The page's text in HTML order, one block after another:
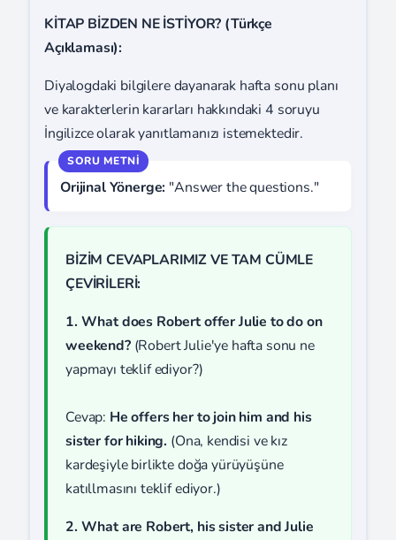
KİTAP BİZDEN NE İSTİYOR? (Türkçe
Açıklaması):
Diyalogdaki bilgilere dayanarak hafta sonu planı
ve karakterlerin kararları hakkındaki 4 soruyu
İngilizce olarak yanıtlamanızı istemektedir.
Orijinal Yönerge: "Answer the questions."
BİZİM CEVAPLARIMIZ VE TAM CÜMLE
ÇEVİRİLERİ:
1. What does Robert offer Julie to do on
weekend?(Robert Julie'ye hafta sonu ne
yapmayı teklif ediyor?)
Cevap: He offers her to join him and his
sister for hiking. (Ona, kendisi ve kız
kardeşiyle birlikte doğa yürüyüşüne
katıllmasını teklif ediyor.)
2. What are Robert, his sister and Julie